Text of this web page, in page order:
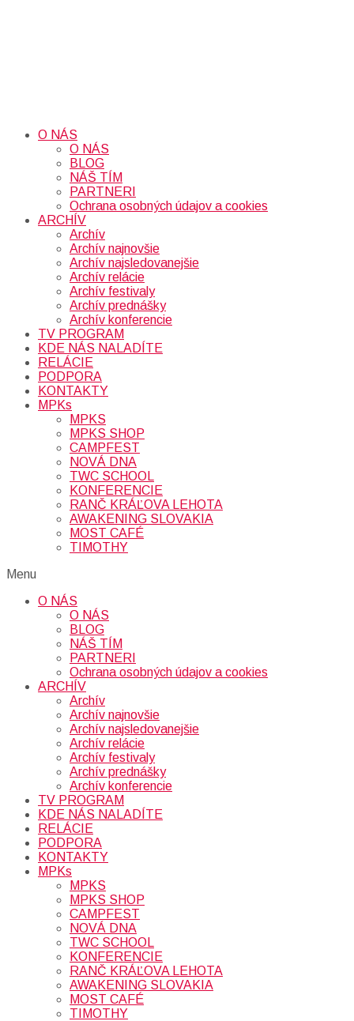
O NÁS
O NÁS
BLOG
NÁŠ TÍM
PARTNERI
Ochrana osobných údajov a cookies
ARCHÍV
Archív
Archív najnovšie
Archív najsledovanejšie
Archív relácie
Archív festivaly
Archív prednášky
Archív konferencie
TV PROGRAM
KDE NÁS NALADÍTE
RELÁCIE
PODPORA
KONTAKTY
MPKs
MPKS
MPKS SHOP
CAMPFEST
NOVÁ DNA
TWC SCHOOL
KONFERENCIE
RANČ KRÁĽOVA LEHOTA
AWAKENING SLOVAKIA
MOST CAFÉ
TIMOTHY
Menu
O NÁS
O NÁS
BLOG
NÁŠ TÍM
PARTNERI
Ochrana osobných údajov a cookies
ARCHÍV
Archív
Archív najnovšie
Archív najsledovanejšie
Archív relácie
Archív festivaly
Archív prednášky
Archív konferencie
TV PROGRAM
KDE NÁS NALADÍTE
RELÁCIE
PODPORA
KONTAKTY
MPKs
MPKS
MPKS SHOP
CAMPFEST
NOVÁ DNA
TWC SCHOOL
KONFERENCIE
RANČ KRÁĽOVA LEHOTA
AWAKENING SLOVAKIA
MOST CAFÉ
TIMOTHY